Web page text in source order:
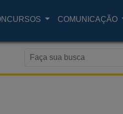
COMUNICAÇÃO